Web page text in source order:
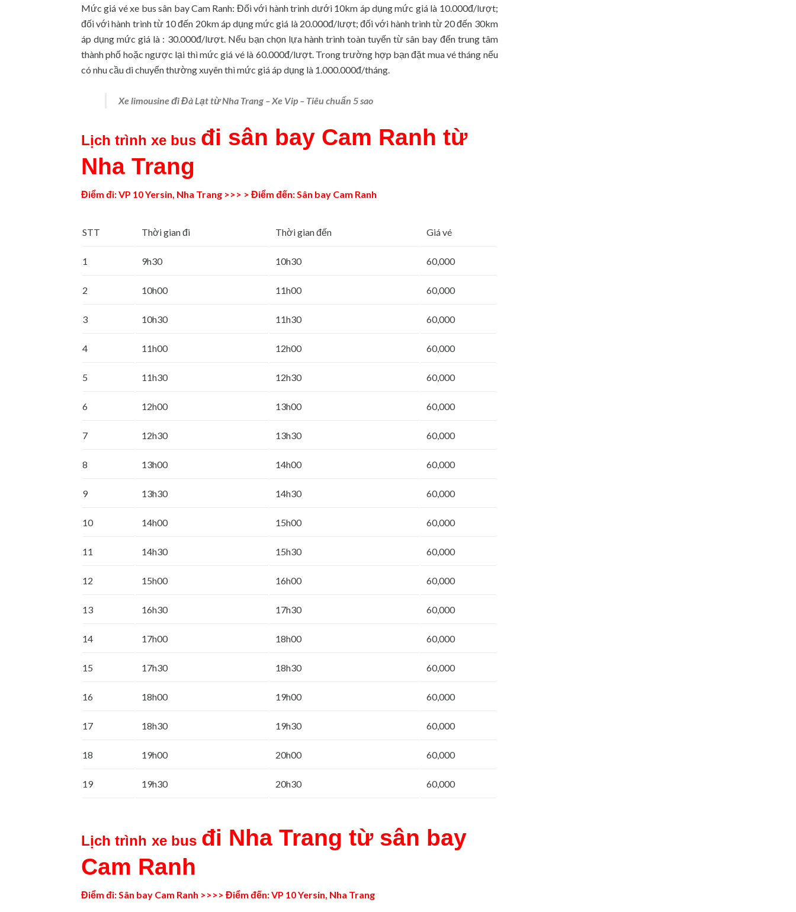
Mức giá vé xe bus sân bay Cam Ranh: Đối với hành trình dưới 10km áp dụng mức giá là 10.000đ/lượt;
đối với hành trình từ 10 đến 20km áp dụng mức giá là 20.000đ/lượt; đối với hành trình từ 20 đến 30km
áp dụng mức giá là : 30.000đ/lượt. Nếu bạn chọn lựa hành trình toàn tuyến từ sân bay đến trung tâm
thành phố hoặc ngược lại thì mức giá vé là 60.000đ/lượt. Trong trường hợp bạn đặt mua vé tháng nếu
có nhu cầu di chuyển thường xuyên thì mức giá áp dụng là 1.000.000đ/tháng.
Xe limousine đi Đà Lạt từ Nha Trang – Xe Vip – Tiêu chuẩn 5 sao
Lịch trình xe bus đi sân bay Cam Ranh từ
Nha Trang
Điểm đi: VP 10 Yersin, Nha Trang >>> > Điểm đến: Sân bay Cam Ranh
STT Thời gian đi Thời gian đến Giá vé
1 9h30 10h30 60,000
2 10h00 11h00 60,000
3 10h30 11h30 60,000
4 11h00 12h00 60,000
5 11h30 12h30 60,000
6 12h00 13h00 60,000
7 12h30 13h30 60,000
8 13h00 14h00 60,000
9 13h30 14h30 60,000
10 14h00 15h00 60,000
11 14h30 15h30 60,000
12 15h00 16h00 60,000
13 16h30 17h30 60,000
14 17h00 18h00 60,000
15 17h30 18h30 60,000
16 18h00 19h00 60,000
17 18h30 19h30 60,000
18 19h00 20h00 60,000
19 19h30 20h30 60,000
Lịch trình xe bus đi Nha Trang từ sân bay
Cam Ranh
Điểm đi: Sân bay Cam Ranh >>>> Điểm đến: VP 10 Yersin, Nha Trang